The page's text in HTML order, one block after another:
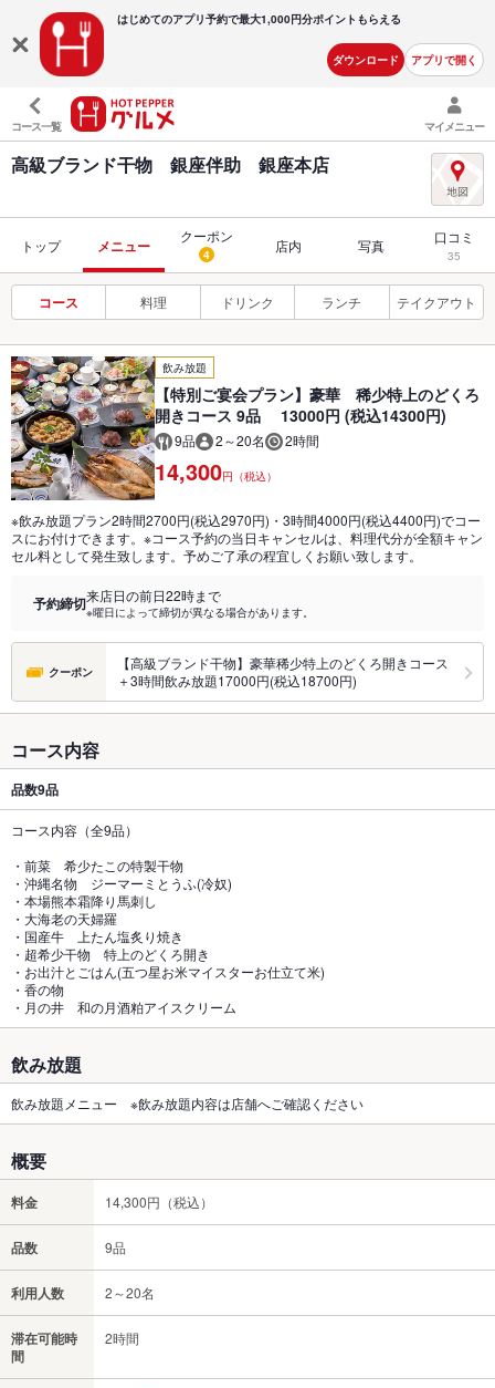
はじめてのアプリ予約で最大1,000円分ポイントもらえる
ダウンロード アプリで開く
コース一覧 マイメニュー
高級ブランド干物 銀座伴助 銀座本店
トップ メニュー
クーポン
4 店内 写真 口コミ
35
コース 料理 ドリンク ランチ テイクアウト
飲み放題
【特別ご宴会プラン】豪華 稀少特上のどくろ
開きコース 9品 13000円 (税込14300円)
9品 2～20名 2時間
14,300円（税込）
※飲み放題プラン2時間2700円(税込2970円)・3時間4000円(税込4400円)でコー
スにお付けできます。※コース予約の当日キャンセルは、料理代分が全額キャン
セル料として発生致します。予めご了承の程宜しくお願い致します。
予約締切来店日の前日22時まで
※曜日によって締切が異なる場合があります。
クーポン
【高級ブランド干物】豪華稀少特上のどくろ開きコース
＋3時間飲み放題17000円(税込18700円)
コース内容
品数9品
コース内容（全9品）
・前菜 希少たこの特製干物
・沖縄名物 ジーマーミとうふ(冷奴)
・本場熊本霜降り馬刺し
・大海老の天婦羅
・国産牛 上たん塩炙り焼き
・超希少干物 特上のどくろ開き
・お出汁とごはん(五つ星お米マイスターお仕立て米)
・香の物
・月の井 和の月酒粕アイスクリーム
飲み放題
飲み放題メニュー ※飲み放題内容は店舗へご確認ください
概要
料金 14,300円（税込）
品数 9品
利用人数 2～20名
滞在可能時
間
2時間